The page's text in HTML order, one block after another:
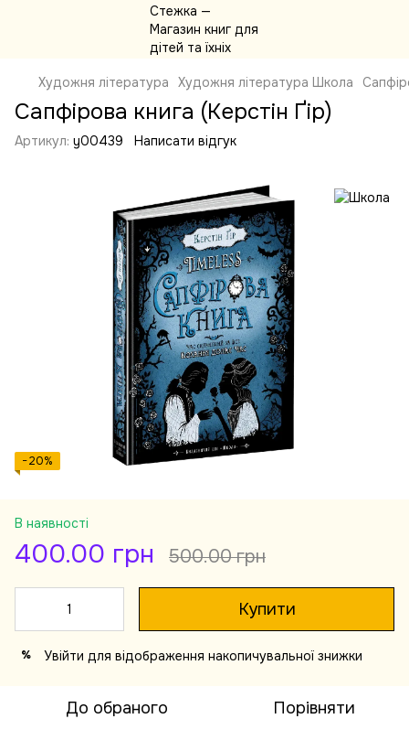
Художня література Художня література Школа
Сапфірова книга (Керстін Ґір)
Артикул: y00439 Написати відгук
−20%
В наявності
400.00 грн 500.00 грн
Купити
% Увійти для відображення накопичувальної знижки
До обраного Порівняти